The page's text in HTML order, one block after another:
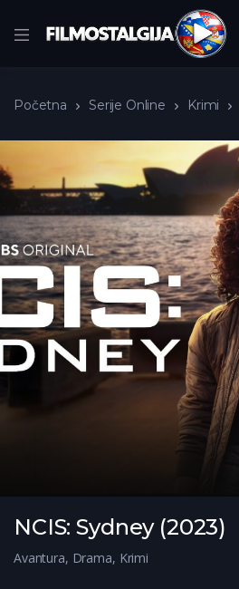
Početna Serije Online Krimi
NCIS: Sydney (2023)
Avantura, Drama, Krimi